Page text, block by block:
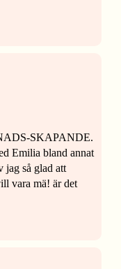
SKAPANDE.
Emilia bland annat
jag så glad att
vara mä! är det